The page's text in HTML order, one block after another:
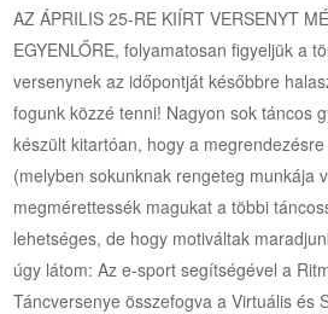
AZ ÁPRILIS 25-RE KIÍRT VERSENYT
EGYENLŐRE, folyamatosan figyeljük a
versenynek az időpontját későbbre
fogunk közzé tenni! Nagyon sok táncos
készült kitartóan, hogy a
(melyben sokunknak rengeteg munkája
megmérettessék magukat a többi
lehetséges, de hogy motiváltak
úgy látom: Az e-sport segítségével a
Táncversenye összefogva a Virtuális és